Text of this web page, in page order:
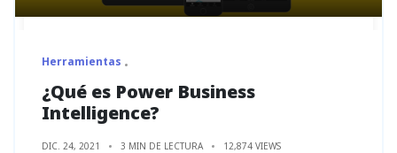
Herramientas
¿Qué es Power Business
Intelligence?
DIC. 24, 2021 3 MIN DE LECTURA 12,874 VIEWS